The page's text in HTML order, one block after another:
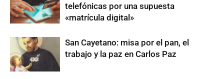
telefónicas por una supuesta
«matrícula digital»
San Cayetano: misa por el pan, el
trabajo y la paz en Carlos Paz